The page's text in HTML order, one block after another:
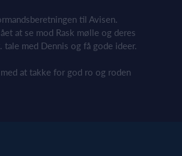
til Avisen.
at se mod Rask mølle og deres
tale med Dennis og få gode ideer.
at takke for god ro og roden